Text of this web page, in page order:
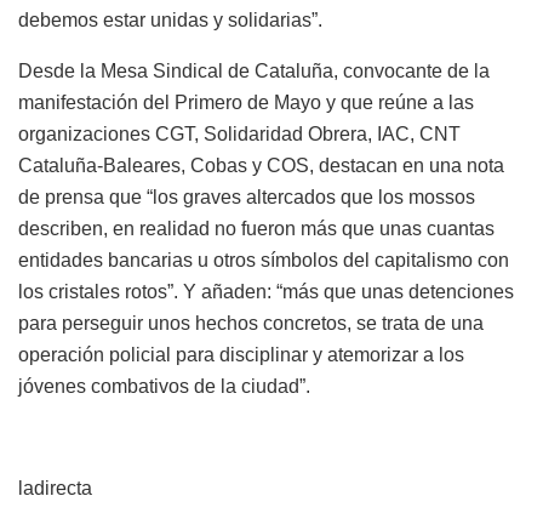
debemos estar unidas y solidarias”.
Desde la Mesa Sindical de Cataluña, convocante de la
manifestación del Primero de Mayo y que reúne a las
organizaciones CGT, Solidaridad Obrera, IAC, CNT
Cataluña-Baleares, Cobas y COS, destacan en una nota
de prensa que “los graves altercados que los mossos
describen, en realidad no fueron más que unas cuantas
entidades bancarias u otros símbolos del capitalismo con
los cristales rotos”. Y añaden: “más que unas detenciones
para perseguir unos hechos concretos, se trata de una
operación policial para disciplinar y atemorizar a los
jóvenes combativos de la ciudad”.
ladirecta